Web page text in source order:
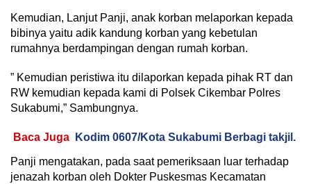
Kemudian, Lanjut Panji, anak korban melaporkan kepada
bibinya yaitu adik kandung korban yang kebetulan
rumahnya berdampingan dengan rumah korban.
” Kemudian peristiwa itu dilaporkan kepada pihak RT dan
RW kemudian kepada kami di Polsek Cikembar Polres
Sukabumi,” Sambungnya.
Baca Juga Kodim 0607/Kota Sukabumi Berbagi takjil.
Panji mengatakan, pada saat pemeriksaan luar terhadap
jenazah korban oleh Dokter Puskesmas Kecamatan